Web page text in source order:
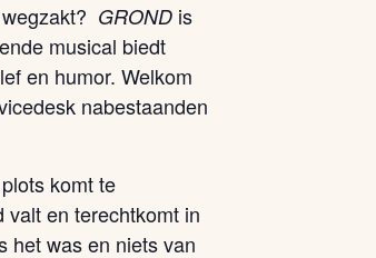
GRONDis
musical biedt
en humor. Welkom
nabestaanden
komt te
en terechtkomt in
het was en niets van